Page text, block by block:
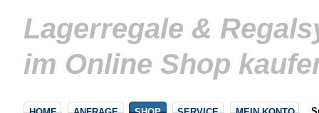
Lagerregale &
im Online Shop